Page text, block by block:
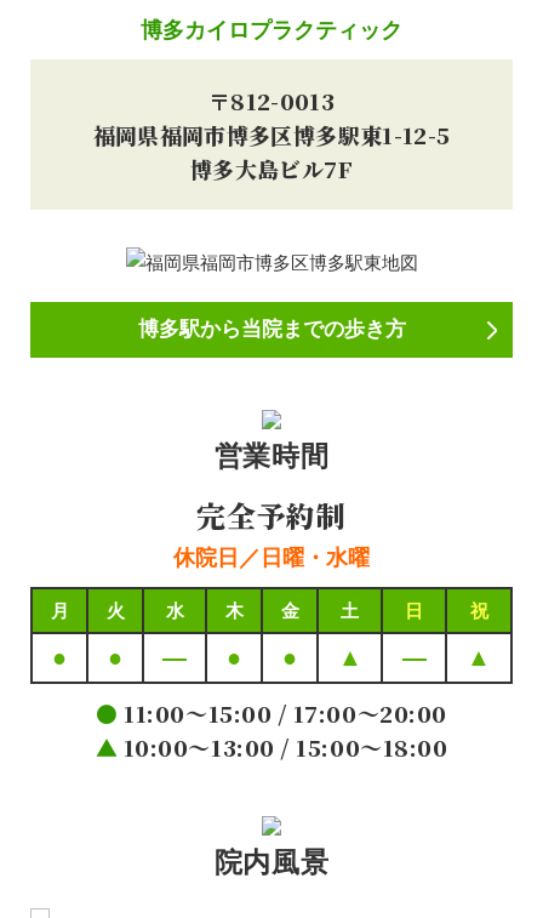
博多カイロプラクティック
〒812-0013
福岡県福岡市博多区博多駅東1-12-5
博多大島ビル7F
博多駅から当院までの歩き方
営業時間
完全予約制
休院日／日曜・水曜
月 火 水 木 金 土 日 祝
● ● — ● ● ▲ — ▲
● 11:00～15:00 / 17:00～20:00
▲ 10:00～13:00 / 15:00～18:00
院内風景